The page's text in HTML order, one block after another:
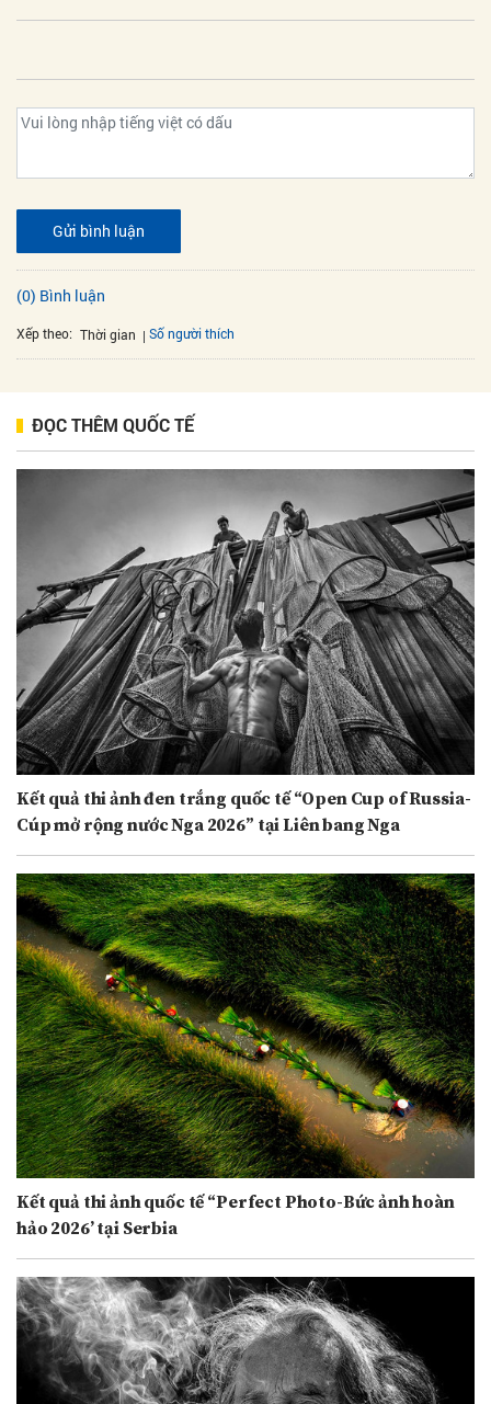
Gửi bình luận
(0) Bình luận
Xếp theo: Thời gian Số người thích
ĐỌC THÊM QUỐC TẾ
Kết quả thi ảnh đen trắng quốc tế “Open Cup of Russia-
Cúp mở rộng nước Nga 2026” tại Liên bang Nga
Kết quả thi ảnh quốc tế “Perfect Photo-Bức ảnh hoàn
hảo 2026’ tại Serbia